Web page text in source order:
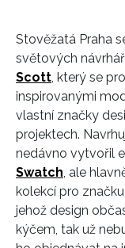
Stověžatá Praha
světových
Scott , který se
inspirovanými
vlastní značky
projektech.
nedávno vytvořil
Swatch , ale
kolekcí pro značku
jehož design
kýčem, tak už